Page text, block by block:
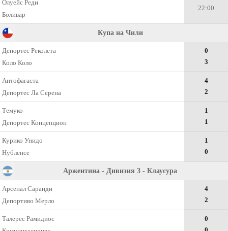
Олуейс Реди
Боливар
22:00
Купа на Чили
Депортес Реколета
Коло Коло
0
3
Антофагаста
Депортес Ла Серена
4
2
Темуко
Депортес Концепцион
1
1
Курико Унидо
Нубленсе
1
0
Аржентина - Дивизия 3 - Клаусура
Арсенал Саранди
Депортиво Мерло
4
2
Талерес Рамидиос
0